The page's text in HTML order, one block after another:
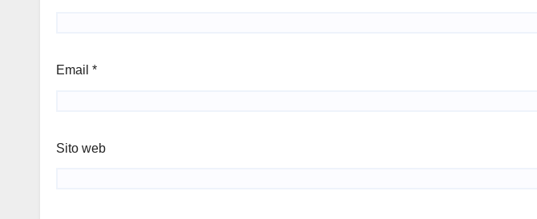
Email *
Sito web